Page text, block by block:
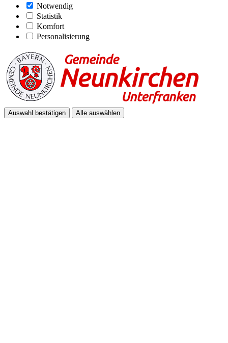
Notwendig
Statistik
Komfort
Personalisierung
Auswahl bestätigen Alle auswählen